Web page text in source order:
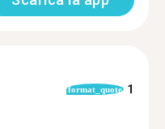
format_quote 1